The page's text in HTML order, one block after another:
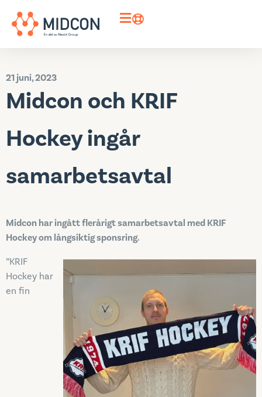
21 juni, 2023
Midcon och KRIF
Hockey ingår
samarbetsavtal
Midcon har ingått flerårigt samarbetsavtal med KRIF
Hockey om långsiktig sponsring.
”KRIF
Hockey har
en fin